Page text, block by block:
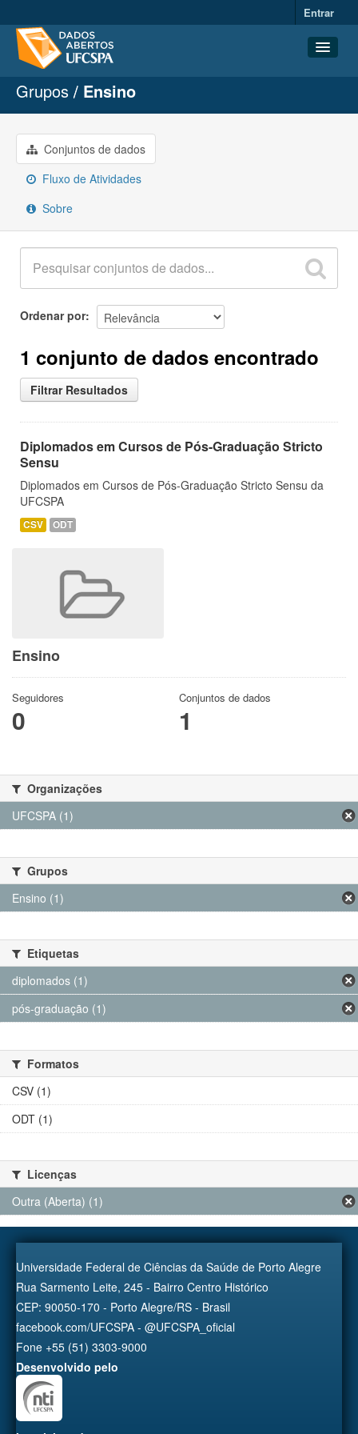
Entrar
Conjuntos de dados
Organizações
Grupos
Sobre
Grupos Ensino
Conjuntos de dados
Fluxo de Atividades
Sobre
Ordenar por
1 conjunto de dados encontrado
Filtrar Resultados
Diplomados em Cursos de Pós-Graduação Stricto
Sensu
Diplomados em Cursos de Pós-Graduação Stricto Sensu da
UFCSPA
CSV ODT
Ensino
Seguidores
0
Conjuntos de dados
1
Organizações
UFCSPA (1)
Grupos
Ensino (1)
Etiquetas
diplomados (1)
pós-graduação (1)
Formatos
CSV (1)
ODT (1)
Licenças
Outra (Aberta) (1)
Universidade Federal de Ciências da Saúde de Porto Alegre
Rua Sarmento Leite, 245 - Bairro Centro Histórico
CEP: 90050-170 - Porto Alegre/RS - Brasil
facebook.com/UFCSPA - @UFCSPA_oficial
Fone +55 (51) 3303-9000
Desenvolvido pelo